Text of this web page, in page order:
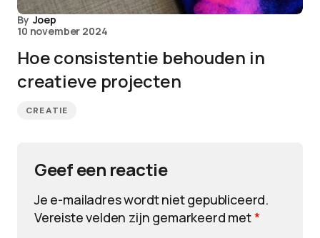
By Joep
10 november 2024
Hoe consistentie behouden in
creatieve projecten
CREATIE
Geef een reactie
Je e-mailadres wordt niet gepubliceerd.
Vereiste velden zijn gemarkeerd met*